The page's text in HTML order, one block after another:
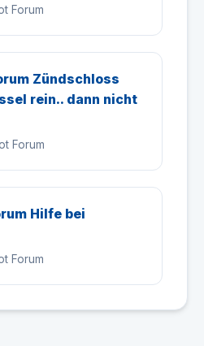
Forum
Zündschloss
rein.. dann nicht
Forum
Hilfe bei
Forum